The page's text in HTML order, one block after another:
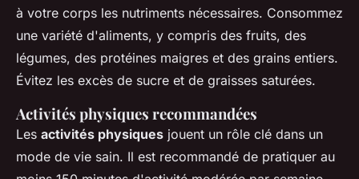
à votre corps les nutriments nécessaires. Consommez
une variété d'aliments, y compris des fruits, des
légumes, des protéines maigres et des grains entiers.
Évitez les excès de sucre et de graisses saturées.
Activités physiques recommandées
Les activités physiques jouent un rôle clé dans un
mode de vie sain. Il est recommandé de pratiquer au